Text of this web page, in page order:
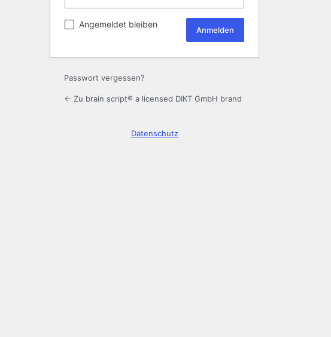
Angemeldet bleiben
Passwort vergessen?
← Zu brain script® a licensed DIKT GmbH brand
Datenschutz